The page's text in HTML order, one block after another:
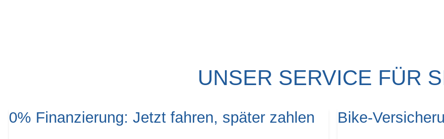
UNSER SERVICE FÜR
0% Finanzierung: Jetzt fahren, später zahlen Bike-